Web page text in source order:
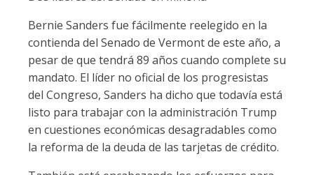
Bernie Sanders fue fácilmente reelegido en la
contienda del Senado de Vermont de este año, a
pesar de que tendrá 89 años cuando complete su
mandato. El líder no oficial de los progresistas
del Congreso, Sanders ha dicho que todavía está
listo para trabajar con la administración Trump
en cuestiones económicas desagradables como
la reforma de la deuda de las tarjetas de crédito.